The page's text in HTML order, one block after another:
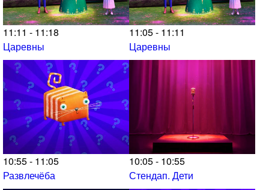
11:11 - 11:18
Царевны
11:05 - 11:11
Царевны
10:55 - 11:05
Развлечёба
10:05 - 10:55
Стендап. Дети